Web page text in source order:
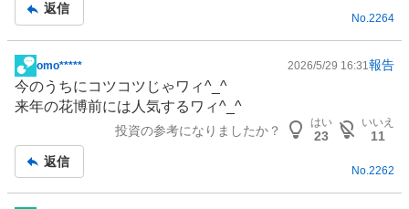
事
返信
No. 2264
掲
示
板
omo***** 2026/5/29 16:31 報告
今のうちにコツコツじゃワィ^_^
来年の花博前には人気するワィ^_^
投資の参考になりましたか？
はい
23
いいえ
11
返信
No.2262